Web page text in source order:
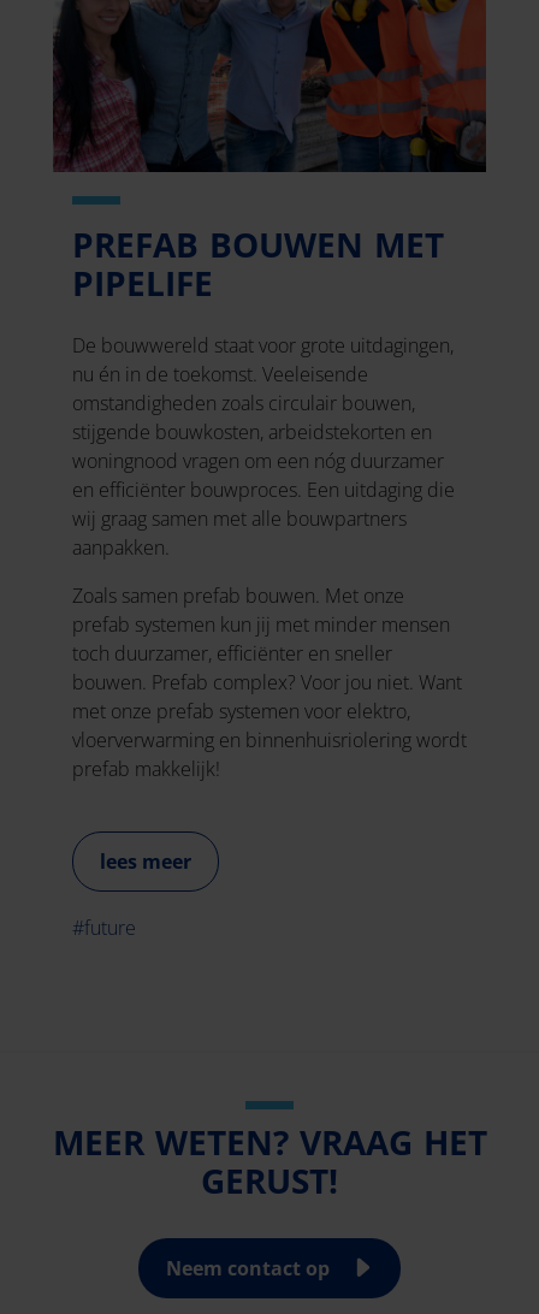
PREFAB BOUWEN MET
PIPELIFE
De bouwwereld staat voor grote uitdagingen,
nu én in de toekomst. Veeleisende
omstandigheden zoals circulair bouwen,
stijgende bouwkosten, arbeidstekorten en
woningnood vragen om een nóg duurzamer
en efficiënter bouwproces. Een uitdaging die
wij graag samen met alle bouwpartners
aanpakken.
Zoals samen prefab bouwen. Met onze
prefab systemen kun jij met minder mensen
toch duurzamer, efficiënter en sneller
bouwen. Prefab complex? Voor jou niet. Want
met onze prefab systemen voor elektro,
vloerverwarming en binnenhuisriolering wordt
prefab makkelijk!
lees meer
#future
MEER WETEN? VRAAG HET
GERUST!
Neem contact op